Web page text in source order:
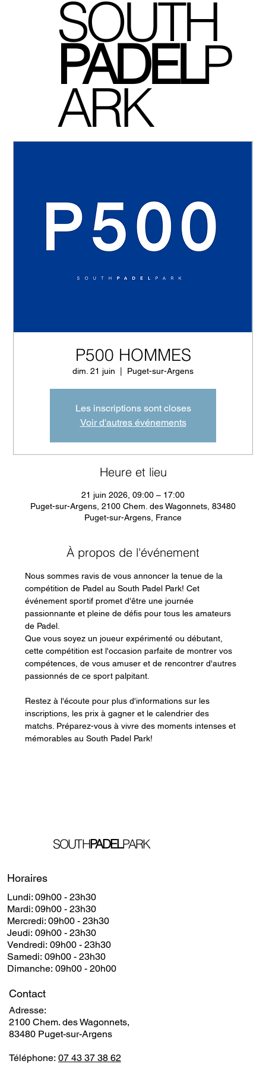
SOUTH
PADELP
ARK
P500 HOMMES
dim. 21 juin Puget-sur-Argens
Les inscriptions sont closes
Voir d'autres événements
Heure et lieu
21 juin 2026, 09:00 – 17:00
Puget-sur-Argens, 2100 Chem. des Wagonnets, 83480
Puget-sur-Argens, France
À propos de l'événement
Nous sommes ravis de vous annoncer la tenue de la
compétition de Padel au South Padel Park! Cet
événement sportif promet d'être une journée
passionnante et pleine de défis pour tous les amateurs
de Padel.
Que vous soyez un joueur expérimenté ou débutant,
cette compétition est l'occasion parfaite de montrer vos
compétences, de vous amuser et de rencontrer d'autres
passionnés de ce sport palpitant.
Restez à l'écoute pour plus d'informations sur les
inscriptions, les prix à gagner et le calendrier des
matchs. Préparez-vous à vivre des moments intenses et
mémorables au South Padel Park!
SOUTHPADELPARK
Horaires
Lundi: 09h00 - 23h30
​​Mardi: 09h00 - 23h30
​Mercredi: 09h00 - 23h30
Jeudi: 09h00 - 23h30
Vendredi: 09h00 - 23h30
Samedi: 09h00 - 23h30
Dimanche: 09h00 - 20h00
Contact
Adresse:
2100 Chem. des Wagonnets,
83480 Puget-sur-Argens
Téléphone: 07 43 37 38 62